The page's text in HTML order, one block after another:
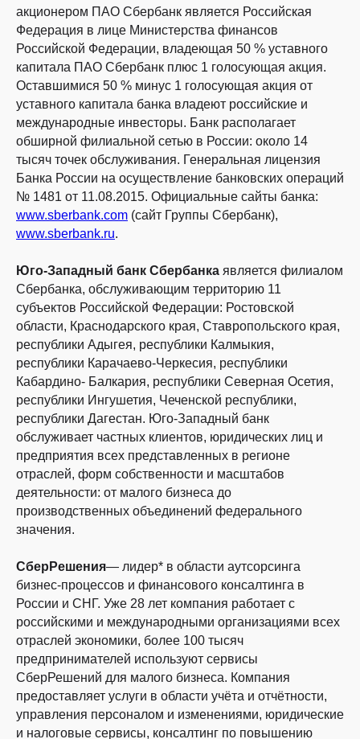
акционером ПАО Сбербанк является Российская
Федерация в лице Министерства финансов
Российской Федерации, владеющая 50 % уставного
капитала ПАО Сбербанк плюс 1 голосующая акция.
Оставшимися 50 % минус 1 голосующая акция от
уставного капитала банка владеют российские и
международные инвесторы. Банк располагает
обширной филиальной сетью в России: около 14
тысяч точек обслуживания. Генеральная лицензия
Банка России на осуществление банковских операций
№ 1481 от 11.08.2015. Официальные сайты банка:
www.sberbank.com (сайт Группы Сбербанк),
www.sberbank.ru.
Юго-Западный банк Сбербанка является филиалом
Сбербанка, обслуживающим территорию 11
субъектов Российской Федерации: Ростовской
области, Краснодарского края, Ставропольского края,
республики Адыгея, республики Калмыкия,
республики Карачаево-Черкесия, республики
Кабардино- Балкария, республики Северная Осетия,
республики Ингушетия, Чеченской республики,
республики Дагестан. Юго-Западный банк
обслуживает частных клиентов, юридических лиц и
предприятия всех представленных в регионе
отраслей, форм собственности и масштабов
деятельности: от малого бизнеса до
производственных объединений федерального
значения.
СберРешения— лидер* в области аутсорсинга
бизнес-процессов и финансового консалтинга в
России и СНГ. Уже 28 лет компания работает с
российскими и международными организациями всех
отраслей экономики, более 100 тысяч
предпринимателей используют сервисы
СберРешений для малого бизнеса. Компания
предоставляет услуги в области учёта и отчётности,
управления персоналом и изменениями, юридические
и налоговые сервисы, консалтинг по повышению
Подпишитесь на рассылку и получайте
полезные материалы на почту.
Подписаться
Нажимая кнопку «Подписаться»,
получение материалов
8 800 700-13-79
пн-чт с 08:00 до 19:00
пт с 08:00 до 18:00